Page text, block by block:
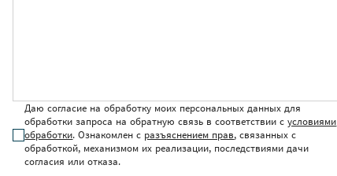
Даю согласие на обработку моих персональных данных для
обработки запроса на обратную связь в соответствии сусловиями
обработки. Ознакомлен с разъяснением прав, связанных с
обработкой, механизмом их реализации, последствиями дачи
согласия или отказа.